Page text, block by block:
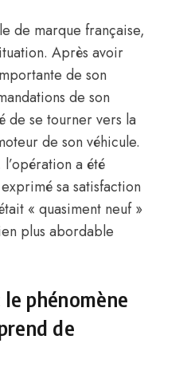
de marque française,
Après avoir
de son
de son
de se tourner vers la
de son véhicule.
a été
sa satisfaction
« quasiment neuf »
plus abordable
phénomène
de